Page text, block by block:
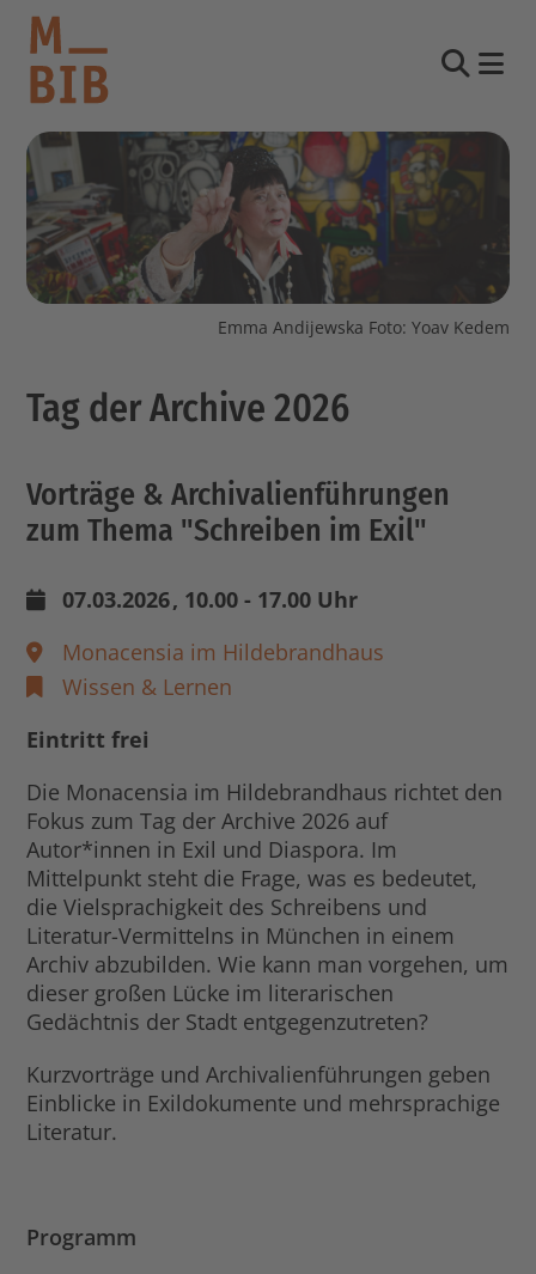
Emma Andijewska Foto: Yoav Kedem
Tag der Archive 2026
Vorträge & Archivalienführungen
zum Thema "Schreiben im Exil"
07.03.2026, 10.00 - 17.00 Uhr
Monacensia im Hildebrandhaus
Wissen & Lernen
Eintritt frei
Die Monacensia im Hildebrandhaus richtet den
Fokus zum Tag der Archive 2026 auf
Autor*innen in Exil und Diaspora. Im
Mittelpunkt steht die Frage, was es bedeutet,
die Vielsprachigkeit des Schreibens und
Literatur-Vermittelns in München in einem
Archiv abzubilden. Wie kann man vorgehen, um
dieser großen Lücke im literarischen
Gedächtnis der Stadt entgegenzutreten?
Kurzvorträge und Archivalienführungen geben
Einblicke in Exildokumente und mehrsprachige
Literatur.
Programm
informieren
entdecken
mitmachen
Katalog
other languages